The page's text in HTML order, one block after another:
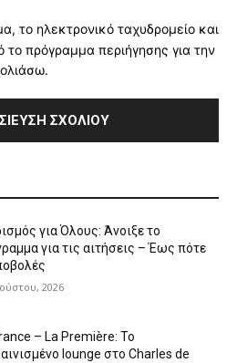
το ηλεκτρονικό ταχυδρομείο και
το πρόγραμμα περιήγησης για την
για Όλους: Άνοιξε το
για τις αιτήσεις – Έως πότε
2026
– La Première: Το
lounge στο Charles de